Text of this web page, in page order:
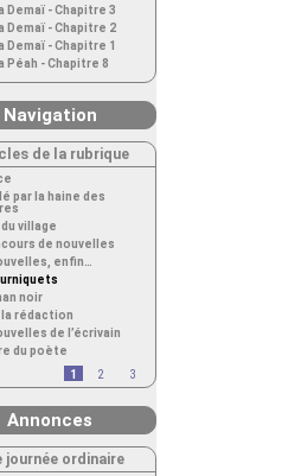
Demaï - Chapitre 3
Demaï - Chapitre 2
Demaï - Chapitre 1
Péah - Chapitre 8
Navigation
de la rubrique
par la haine des
du village
de nouvelles
enfin…
noir
la rédaction
de l’écrivain
du poète
1
2 3
Annonces
journée ordinaire